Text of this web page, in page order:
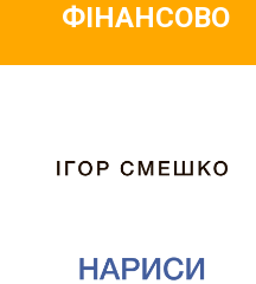
ФІНАНСОВО